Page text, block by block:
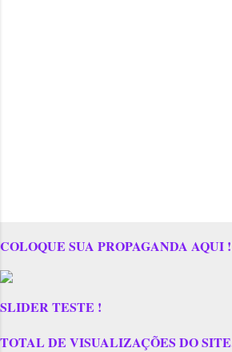
COLOQUE SUA PROPAGANDA AQUI !
SLIDER TESTE !
TOTAL DE VISUALIZAÇÕES DO